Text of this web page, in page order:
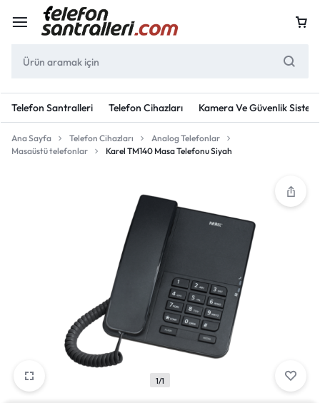
Telefon Santralleri Telefon Cihazları Kamera Ve Güvenlik
Ana Sayfa Telefon Cihazları
Analog Telefonlar
Masaüstü telefonlar
Karel TM140 Masa Telefonu Siyah
1/1